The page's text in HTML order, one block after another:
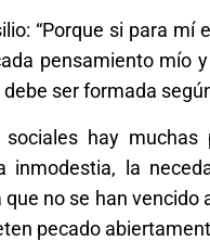
“Porque si para mí
pensamiento mío
ser formada
hay
inmodestia, la
que no se han
pecado